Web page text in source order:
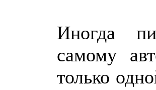
Иногда
самому
только